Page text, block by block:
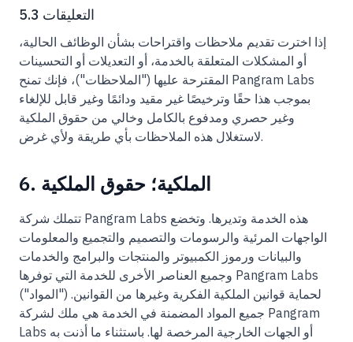
5.3 التعليقات
إذا اخترت تقديم ملاحظات واقتراحات بشأن الوظائف الحالية،
أو المشكلات المتعلقة بالخدمة، أو التعديلات أو التحسينات
المقترحة عليها ("الملاحظات")، فإنك تمنح Pangram Labs
بموجب هذا حقًا وترخيصًا غير مقيد ودائمًا وغير قابل للإلغاء
وغير حصري ومدفوع بالكامل وخالي من حقوق الملكية
لاستغلال هذه الملاحظات بأي طريقة ولأي غرض.
6. الملكية؛ حقوق الملكية
تتملك شركة Pangram Labs هذه الخدمة وتديرها. وتخضع
الواجهات المرئية والرسومات والتصميم والتجميع والمعلومات
والبيانات ورموز الكمبيوتر والمنتجات والبرامج والخدمات
وجميع العناصر الأخرى للخدمة التي توفرها Pangram Labs
("المواد") لحماية قوانين الملكية الفكرية وغيرها من القوانين.
جميع المواد المضمنة في الخدمة هي ملك لشركة Pangram
Labs أو الجهات الخارجية المرخصة لها. باستثناء ما أذنت به